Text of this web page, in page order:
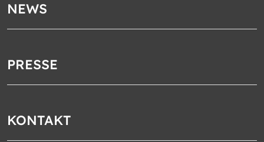
NEWS
PRESSE
KONTAKT